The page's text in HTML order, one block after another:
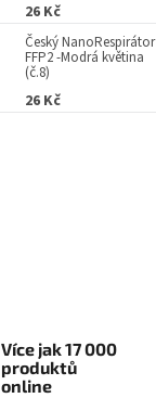
26 Kč
Český NanoRespirátor
FFP2 -Modrá květina
(č.8)
26 Kč
Více jak 17 000
produktů
online